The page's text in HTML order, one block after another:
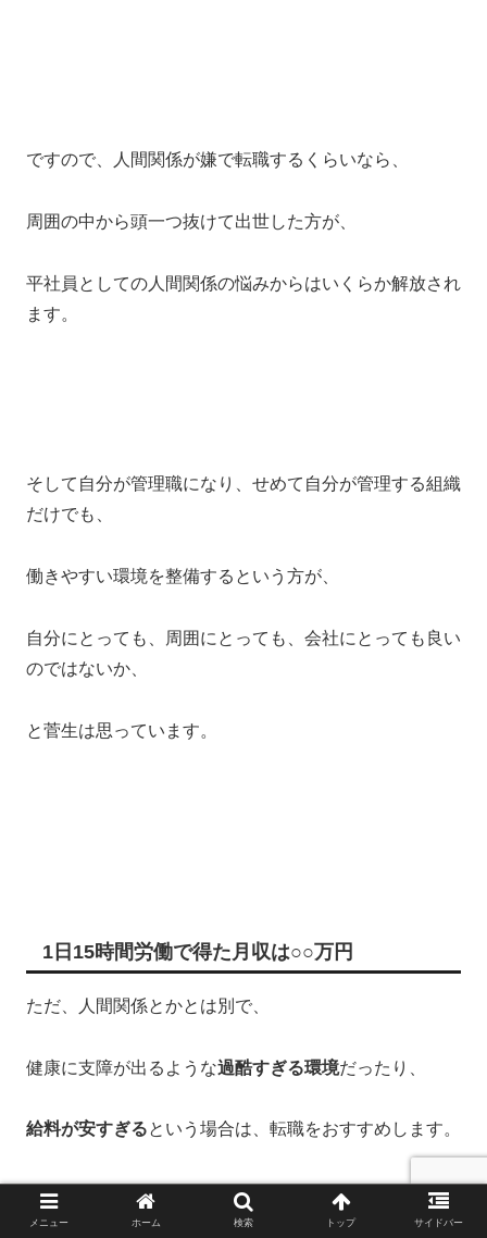
ですので、人間関係が嫌で転職するくらいなら、
周囲の中から頭一つ抜けて出世した方が、
平社員としての人間関係の悩みからはいくらか解放され
ます。
そして自分が管理職になり、せめて自分が管理する組織
だけでも、
働きやすい環境を整備するという方が、
自分にとっても、周囲にとっても、会社にとっても良い
のではないか、
と菅生は思っています。
1日15時間労働で得た月収は○○万円
ただ、人間関係とかとは別で、
健康に支障が出るような過酷すぎる環境だったり、
給料が安すぎるという場合は、転職をおすすめします。
メニュー ホーム 検索 トップ サイドバー